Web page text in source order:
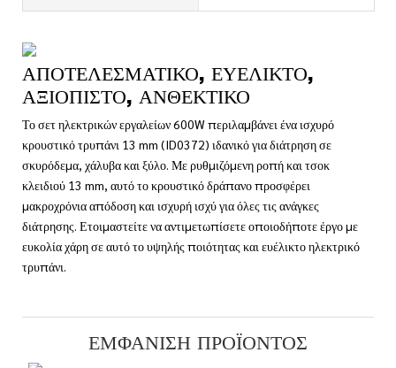
ΑΠΟΤΕΛΕΣΜΑΤΙΚΌ, ΕΥΈΛΙΚΤΟ,
ΑΞΙΌΠΙΣΤΟ, ΑΝΘΕΚΤΙΚΌ
Το σετ ηλεκτρικών εργαλείων 600W περιλαμβάνει ένα ισχυρό
κρουστικό τρυπάνι 13 mm (ID0372) ιδανικό για διάτρηση σε
σκυρόδεμα, χάλυβα και ξύλο. Με ρυθμιζόμενη ροπή και τσοκ
κλειδιού 13 mm, αυτό το κρουστικό δράπανο προσφέρει
μακροχρόνια απόδοση και ισχυρή ισχύ για όλες τις ανάγκες
διάτρησης. Ετοιμαστείτε να αντιμετωπίσετε οποιοδήποτε έργο με
ευκολία χάρη σε αυτό το υψηλής ποιότητας και ευέλικτο ηλεκτρικό
τρυπάνι.
ΕΜΦΆΝΙΣΗ ΠΡΟΪΌΝΤΟΣ